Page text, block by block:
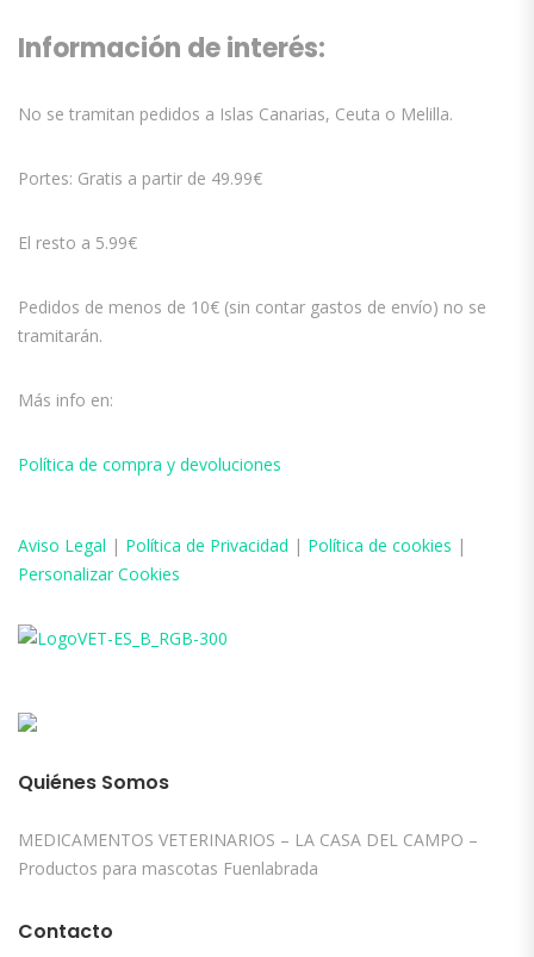
Información de interés:
No se tramitan pedidos a Islas Canarias, Ceuta o Melilla.
Portes: Gratis a partir de 49.99€
El resto a 5.99€
Pedidos de menos de 10€ (sin contar gastos de envío) no se
tramitarán.
Más info en:
Política de compra y devoluciones
Aviso Legal | Política de Privacidad | Política de cookies |
Personalizar Cookies
Quiénes Somos
MEDICAMENTOS VETERINARIOS – LA CASA DEL CAMPO –
Productos para mascotas Fuenlabrada
Contacto